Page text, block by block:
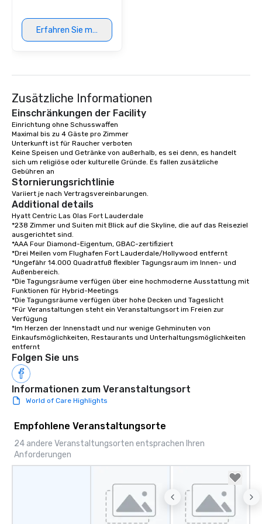
Erfahren Sie mehr
Zusätzliche Informationen
Einschränkungen der Facility
Einrichtung ohne Schusswaffen
Maximal bis zu 4 Gäste pro Zimmer
Unterkunft ist für Raucher verboten
Keine Speisen und Getränke von außerhalb, es sei denn, es handelt
sich um religiöse oder kulturelle Gründe. Es fallen zusätzliche
Stornierungsrichtlinie
Variiert je nach Vertragsvereinbarungen.
Additional details
Hyatt Centric Las Olas Fort Lauderdale
*238 Zimmer und Suiten mit Blick auf die Skyline, die auf das Reiseziel
ausgerichtet sind.
*AAA Four Diamond-Eigentum, GBAC-zertifiziert
*Drei Meilen vom Flughafen Fort Lauderdale/Hollywood entfernt
*Ungefähr 14.000 Quadratfuß flexibler Tagungsraum im Innen- und
Außenbereich.
*Die Tagungsräume verfügen über eine hochmoderne Ausstattung mit
Funktionen für Hybrid-Meetings
*Die Tagungsräume verfügen über hohe Decken und Tageslicht
*Für Veranstaltungen steht ein Veranstaltungsort im Freien zur
Verfügung
*Im Herzen der Innenstadt und nur wenige Gehminuten von
Einkaufsmöglichkeiten, Restaurants und Unterhaltungsmöglichkeiten
entfernt
Folgen Sie uns
Informationen zum Veranstaltungsort
World of Care Highlights
Empfohlene Veranstaltungsorte
24 andere Veranstaltungsorten entsprachen Ihren
Anforderungen